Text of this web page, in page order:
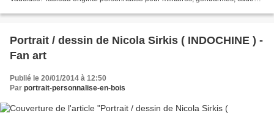
Portrait / dessin de Nicola Sirkis ( INDOCHINE ) -
Fan art
Publié le 20/01/2014 à 12:50
Par portrait-personnalise-en-bois